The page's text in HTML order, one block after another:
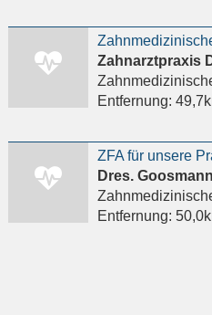
Zahnarztpraxis
Entfernung:
Dres. Goosmann
Entfernung: